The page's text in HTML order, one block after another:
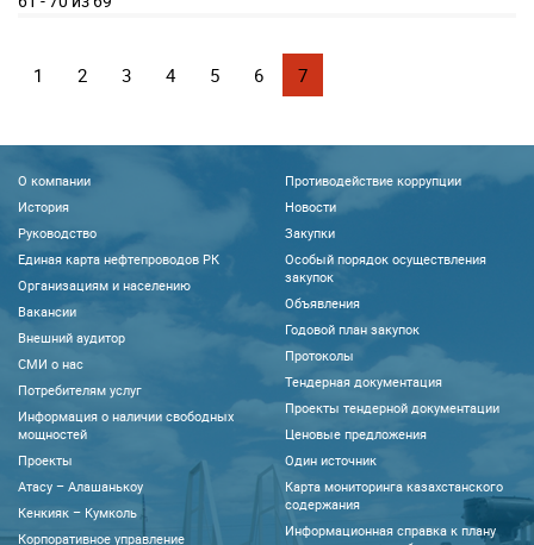
1 2 3 4 5 6 7
О компании
История
Руководство
Единая карта нефтепроводов РК
Организациям и населению
Вакансии
Внешний аудитор
CМИ о нас
Потребителям услуг
Информация о наличии свободных
мощностей
Проекты
Атасу – Алашанькоу
Кенкияк – Кумколь
Корпоративное управление
Противодействие коррупции
Новости
Закупки
Особый порядок осуществления
закупок
Объявления
Годовой план закупок
Протоколы
Тендерная документация
Проекты тендерной документации
Ценовые предложения
Один источник
Карта мониторинга казахстанского
содержания
Информационная справка к плану